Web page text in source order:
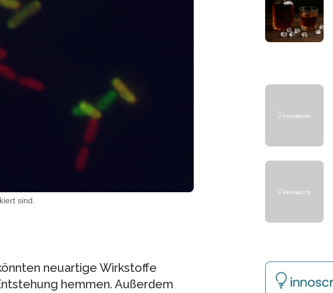
sind.
neuartige Wirkstoffe
hemmen. Außerdem